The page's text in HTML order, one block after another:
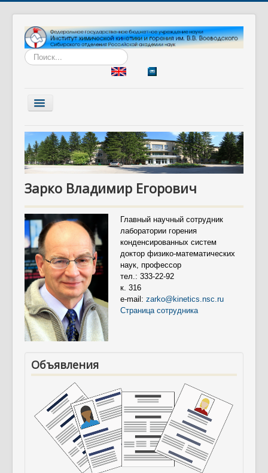
Искать...
Включить/
выключить
Главная
Институт
Наука
Образование
Диссертационный совет
Разработки
Вакансии
Контакты
Противодействие коррупции
Зарко Владимир Егорович
Главный научный сотрудник
лаборатории горения
конденсированных систем
доктор физико-математических
наук, профессор
тел.: 333-22-92
к. 316
e-mail: zarko@kinetics.nsc.ru
Страница сотрудника
Объявления